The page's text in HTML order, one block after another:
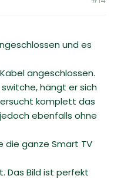
und es
angeschlossen.
hängt er sich
komplett das
ebenfalls ohne
die ganze Smart TV
Das Bild ist perfekt